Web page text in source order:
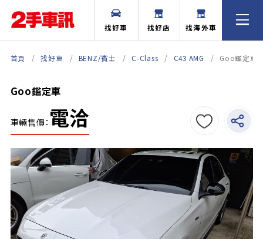
找好車 找好店 找海外車
首頁 找好車 BENZ/賓士 C-Class C43 AMG Goo鑑定車
Goo鑑定車
車輛售價： 電洽